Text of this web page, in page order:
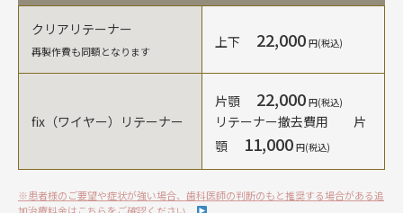
クリアリテーナー
再製作費も同額となります
上下 22,000 円(税込)
fix（ワイヤー）リテーナー
片顎 22,000 円(税込)
リテーナー撤去費用 片
顎
11,000 円(税込)
※患者様のご要望や症状が強い場合、歯科医師の判断のもと推奨する場合がある追